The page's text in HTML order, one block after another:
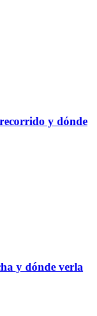
y dónde
y dónde verla